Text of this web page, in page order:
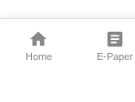
Home E-Paper